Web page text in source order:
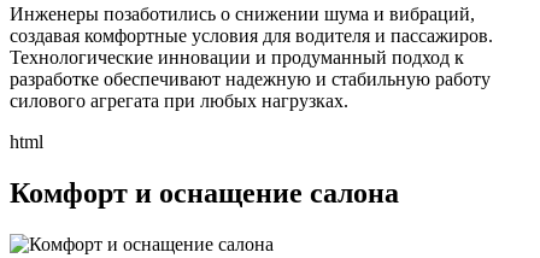
Инженеры позаботились о снижении шума и вибраций,
создавая комфортные условия для водителя и пассажиров.
Технологические инновации и продуманный подход к
разработке обеспечивают надежную и стабильную работу
силового агрегата при любых нагрузках.
html
Комфорт и оснащение салона